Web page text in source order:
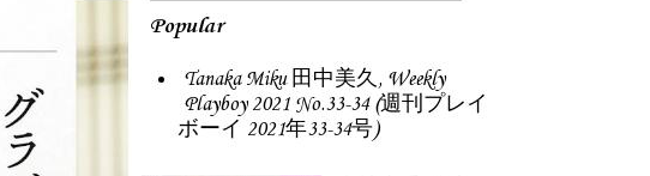
Popular
Tanaka Miku 田中美久, Weekly
Playboy 2021 No.33-34 (週刊プレイ
ボーイ 2021年33-34号)